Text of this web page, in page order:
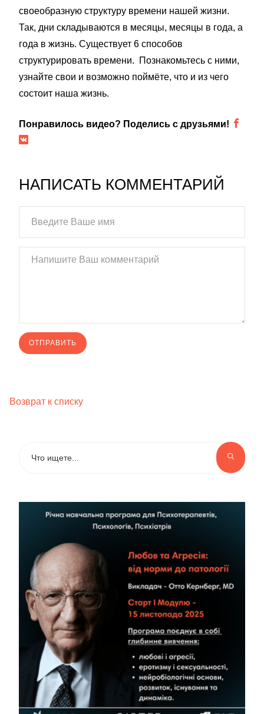
своеобразную структуру времени нашей жизни.
Так, дни складываются в месяцы, месяцы в года, а
года в жизнь. Существует 6 способов
структурировать времени. Познакомьтесь с ними,
узнайте свои и возможно поймёте, что и из чего
состоит наша жизнь.
Понравилось видео? Поделись с друзьями!
НАПИСАТЬ КОММЕНТАРИЙ
Возврат к списку